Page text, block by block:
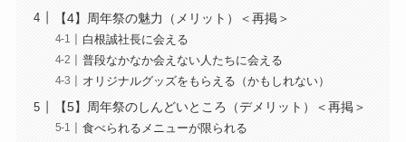
【4】周年祭の魅力（メリット）＜再掲＞
白根誠社長に会える
普段なかなか会えない人たちに会える
オリジナルグッズをもらえる（かもしれない）
【5】周年祭のしんどいところ（デメリット）＜再掲＞
食べられるメニューが限られる